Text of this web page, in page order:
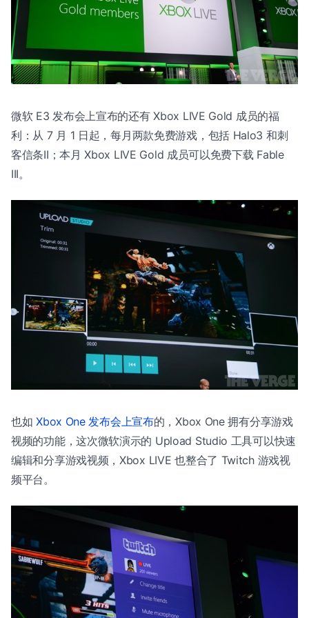
微软 E3 发布会上宣布的还有 Xbox LIVE Gold 成员的福
利：从 7 月 1 日起，每月两款免费游戏，包括 Halo3 和刺
客信条II；本月 Xbox LIVE Gold 成员可以免费下载 Fable
III。
也如Xbox One 发布会上宣布的，Xbox One 拥有分享游戏
视频的功能，这次微软演示的 Upload Studio 工具可以快速
编辑和分享游戏视频，Xbox LIVE 也整合了 Twitch 游戏视
频平台。